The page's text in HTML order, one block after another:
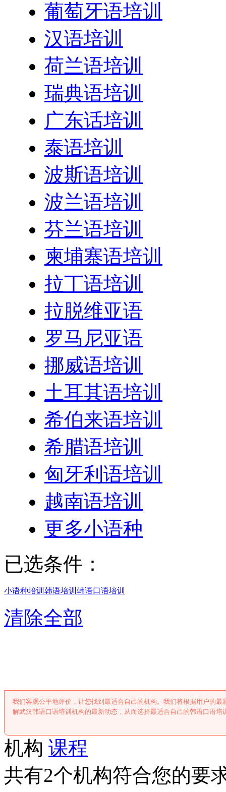
葡萄牙语培训
汉语培训
荷兰语培训
瑞典语培训
广东话培训
泰语培训
波斯语培训
波兰语培训
芬兰语培训
柬埔寨语培训
拉丁语培训
拉脱维亚语
罗马尼亚语
挪威语培训
土耳其语培训
希伯来语培训
希腊语培训
匈牙利语培训
越南语培训
更多小语种
已选条件：
小语种培训 韩语培训 韩语口语培训
清除全部
我们客观公平地评价，让您找到最适合自己的机构。我们将根据用户的
解武汉韩语口语培训机构的最新动态，从而选择最适合自己的韩语口语培
机构 课程
共有2个机构符合您的要